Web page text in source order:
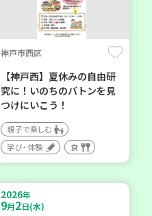
神戸市西区
【神戸西】夏休みの自由研
究に！いのちのバトンを見
つけにいこう！
親子で楽しむ
学び・体験
食
2026年
9月2日(水)